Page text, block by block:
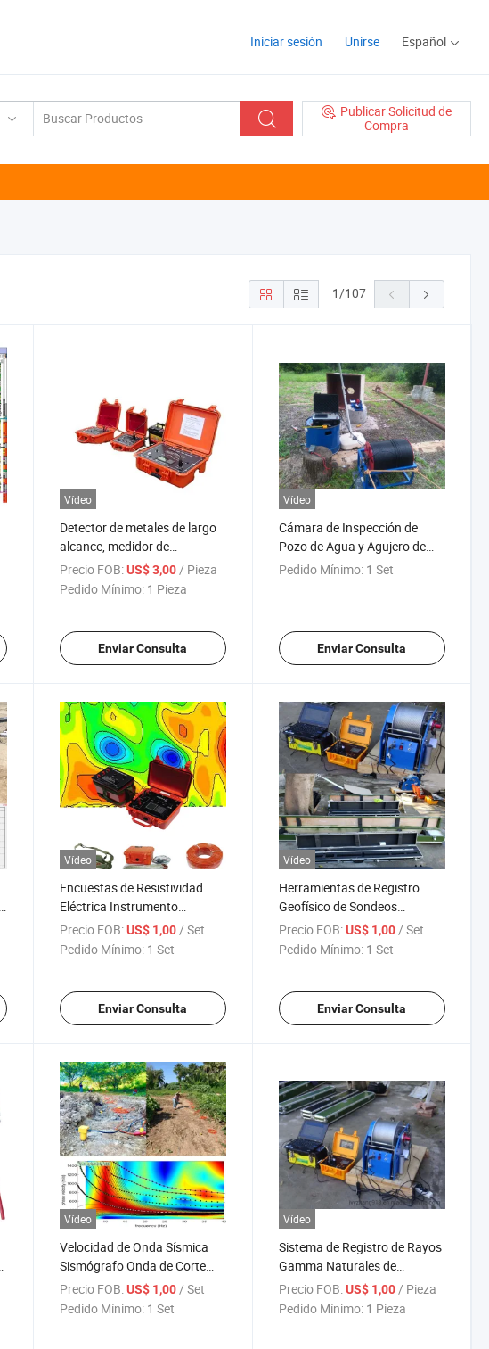
Iniciar sesión Unirse Español
Publicar Solicitud de
Compra
1/107
Vídeo
Detector de metales de largo
alcance, medidor de
resistividad, equipo de
polarización inducida, equipo
Precio FOB: US$ 3,00/ Pieza
Pedido Mínimo: 1 Pieza
Enviar Consulta
Vídeo
Cámara de Inspección de
Pozo de Agua y Agujero de
Perforación Submarina
Profundo para Pozo
Submarino
Pedido Mínimo: 1 Set
Enviar Consulta
Vídeo
Encuestas de Resistividad
Eléctrica Instrumento
Investigación de Agua
Subterránea Método de
Superficial Medidor de
Resistividad
Precio FOB: US$ 1,00 / Set
Pedido Mínimo: 1 Set
Enviar Consulta
Vídeo
Herramientas de Registro
Geofísico de Sondeos
Dispositivo de Registro en
Pozo Sistema de Registro de
Registro de Calibre
Precio FOB: US$ 1,00 / Set
Pedido Mínimo: 1 Set
Enviar Consulta
Vídeo
Velocidad de Onda Sísmica
Sismógrafo Onda de Corte
Onda Superficial Encuesta
Sísmica Instrumento de
Precio FOB: US$ 1,00 / Set
Pedido Mínimo: 1 Set
Vídeo
Sistema de Registro de Rayos
Gamma Naturales de
Geólogos Herramienta de
Evaluación de Formación de
Precio FOB: US$ 1,00 / Pieza
Pedido Mínimo: 1 Pieza